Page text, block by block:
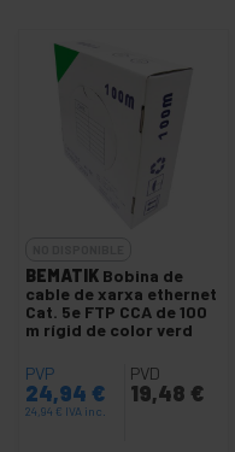
BEMATIK Bobina de
cable de xarxa ethernet
Cat. 5e FTP CCA de 100
m rígid de color verd
PVP
24,94 €
24,94 € IVA inc.
PVD
19,48 €